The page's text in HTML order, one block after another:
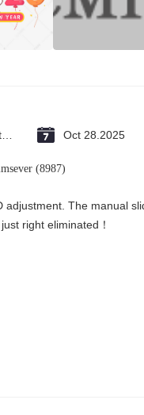
Oct 28.2025
(8987)
adjustment. The manual
right eliminated！